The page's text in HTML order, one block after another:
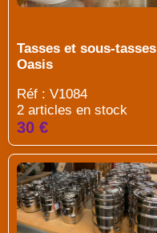
Tasses et sous-tasses
Oasis
Réf : V1084
2 articles en stock
30 €